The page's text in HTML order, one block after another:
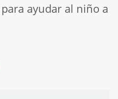
ayudar al niño a